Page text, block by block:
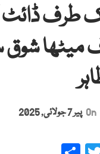
طرف ڈائٹ
میٹھا
On پیر 7 جولائی, 2025